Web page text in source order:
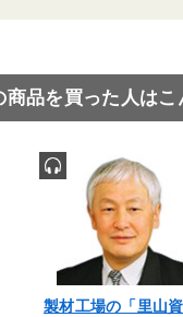
商品を買った人はこ
製材工場の「里山